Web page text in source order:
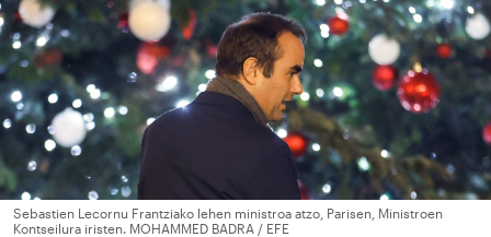
Sebastien Lecornu Frantziako lehen ministroa atzo, Parisen, Ministroen
Kontseilura iristen. MOHAMMED BADRA / EFE